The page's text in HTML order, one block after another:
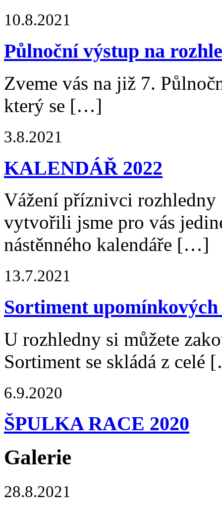
10.8.2021
Půlnoční výstup na
Zveme vás na již 7.
který se […]
3.8.2021
KALENDÁŘ 2022
Vážení příznivci rozhledny
vytvořili jsme pro vás
nástěnného kalendáře […]
13.7.2021
Sortiment
U rozhledny si můžete
Sortiment se skládá z celé
6.9.2020
ŠPULKA RACE 2020
Galerie
28.8.2021